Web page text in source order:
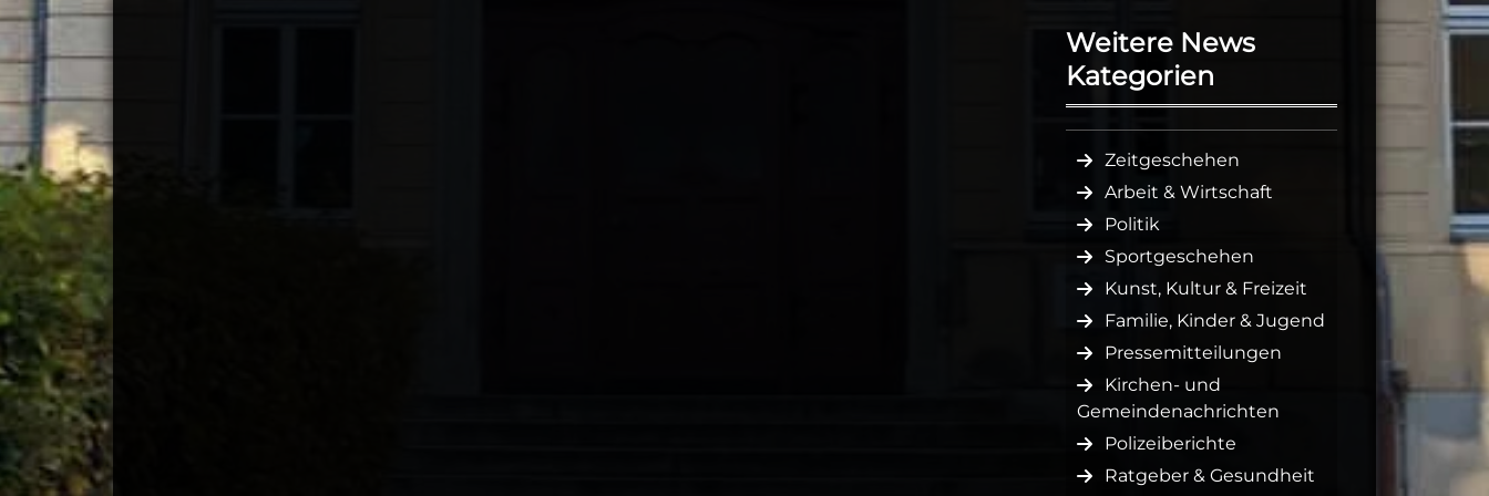
Weitere News
Kategorien
Zeitgeschehen
Arbeit & Wirtschaft
Politik
Sportgeschehen
Kunst, Kultur & Freizeit
Familie, Kinder & Jugend
Pressemitteilungen
Kirchen- und
Gemeindenachrichten
Polizeiberichte
Ratgeber & Gesundheit